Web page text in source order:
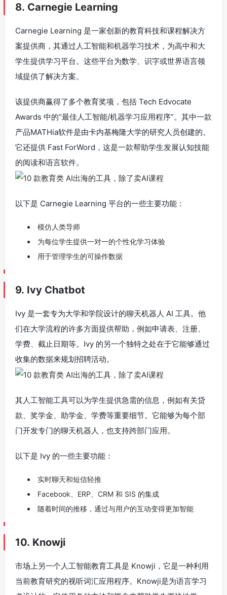
8. Carnegie Learning
Carnegie Learning 是一家创新的教育科技和课程解决方
案提供商，其通过人工智能和机器学习技术，为高中和大
学生提供学习平台。这些平台为数学、识字或世界语言领
域提供了解决方案。
该提供商赢得了多个教育奖项，包括 Tech Edvocate
Awards 中的“最佳人工智能/机器学习应用程序”。其中一款
产品MATHia软件是由卡内基梅隆大学的研究人员创建的。
它还提供 Fast ForWord，这是一款帮助学生发展认知技能
的阅读和语言软件。
以下是 Carnegie Learning 平台的一些主要功能：
模仿人类导师
为每位学生提供一对一的个性化学习体验
用于管理学生的可操作数据
9. Ivy Chatbot
Ivy 是一套专为大学和学院设计的聊天机器人 AI 工具。他
们在大学流程的许多方面提供帮助，例如申请表、注册、
学费、截止日期等。Ivy 的另一个独特之处在于它能够通过
收集的数据来规划招聘活动。
其人工智能工具可以为学生提供急需的信息，例如有关贷
款、奖学金、助学金、学费等重要细节。它能够为每个部
门开发专门的聊天机器人，也支持跨部门应用。
以下是 Ivy 的一些主要功能：
实时聊天和短信轻推
Facebook、ERP、CRM 和 SIS 的集成
随着时间的推移，通过与用户的互动变得更加智能
10. Knowji
市场上另一个人工智能教育工具是 Knowji，它是一种利用
当前教育研究的视听词汇应用程序。Knowji是为语言学习